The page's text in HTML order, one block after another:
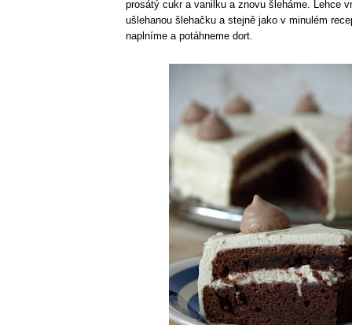
prosátý cukr a vanilku a znovu šleháme. Lehce
ušlehanou šlehačku a stejně jako v minulém
naplníme a potáhneme dort.